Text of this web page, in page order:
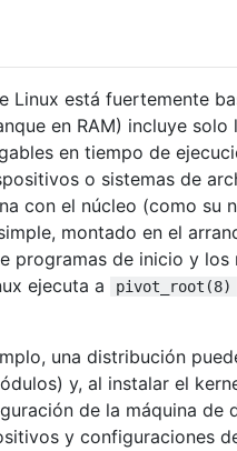
Linux está fuertemente
en RAM) incluye solo
en tiempo de
o sistemas de
con el núcleo (como su
montado en el
programas de inicio y los
ejecuta a pivot_root(8)
una distribución
y, al instalar el
de la máquina de
y configuraciones